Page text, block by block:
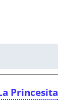
Princesita